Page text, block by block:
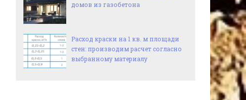
домов из газобетона
Расход краски на 1 кв. м площади
стен: производим расчет согласно
выбранному материалу